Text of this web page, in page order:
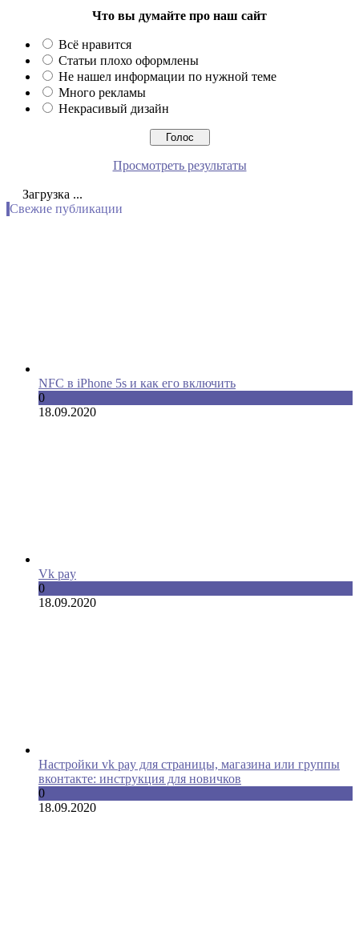
Что вы думайте про наш сайт
Всё нравится
Статьи плохо оформлены
Не нашел информации по нужной теме
Много рекламы
Некрасивый дизайн
Просмотреть результаты
Загрузка ...
Свежие публикации
NFC в iPhone 5s и как его включить
0
18.09.2020
Vk pay
0
18.09.2020
Настройки vk pay для страницы, магазина или группы
вконтакте: инструкция для новичков
0
18.09.2020